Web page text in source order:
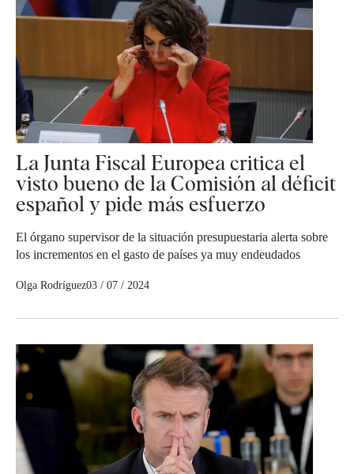
La Junta Fiscal Europea critica el
visto bueno de la Comisión al déficit
español y pide más esfuerzo
El órgano supervisor de la situación presupuestaria alerta sobre
los incrementos en el gasto de países ya muy endeudados
Olga Rodríguez03 / 07 / 2024